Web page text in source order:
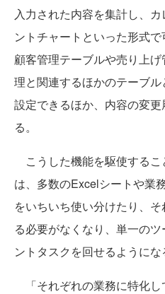
入力された内容を集計し、
ントチャートといった形式で
顧客管理テーブルや売り上
理と関連するほかのテーブ
設定できるほか、内容の変
る。
こうした機能を駆使する
は、多数のExcelシートや業
をいちいち使い分けたり、
る必要がなくなり、単一の
ントタスクを回せるようにな
「それぞれの業務に特化